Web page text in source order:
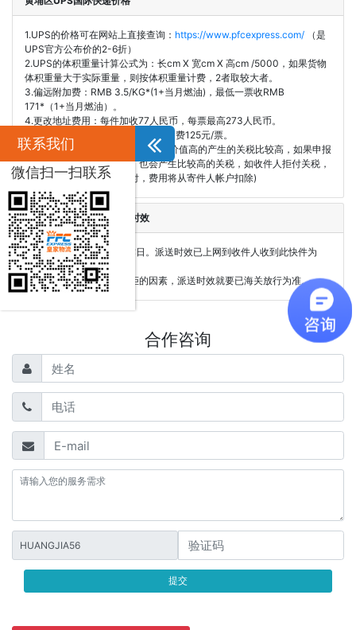
1.UPS的价格可在网站上直接查询： https://www.pfcexpress.com/ （是
UPS官方公布价的2-6折）
2.UPS的体积重量计算公式为：长cm X 宽cm X 高cm /5000，如果货物
体积重量大于实际重量，则按体积重量计费，2者取较大者。
3.偏远附加费：RMB 3.5/KG*(1+当月燃油)，最低一票收RMB
171*（1+当月燃油）。
4.更改地址费用：每件加收77人民币，每票最高273人民币。
5.寄件人支付目的地进口关税款附加费125元/票。
6.以具体清关费用为准(一般是申报价值高的产生的关税比较高，如果申报
的价值比实际价值过于低，也会产生比较高的关税，如收件人拒付关税，
关税将自动改为寄件人支付，费用将从寄件人帐户扣除)
黄埔区UPS国际快递参考时效
参考派送时间：2-5个工作日。派送时效已上网到收件人收到此快件为
准。
如遇到海关查车等不可抗拒的因素，派送时效就要已海关放行为准。
合作咨询
HUANGJIA56
提交
联系我们
微信扫一扫联系